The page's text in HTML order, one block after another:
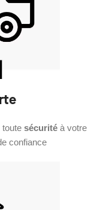
toute sécurité à votre
confiance